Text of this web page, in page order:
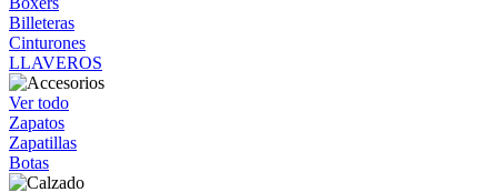
Billeteras
Cinturones
LLAVEROS
Ver todo
Zapatos
Zapatillas
Botas